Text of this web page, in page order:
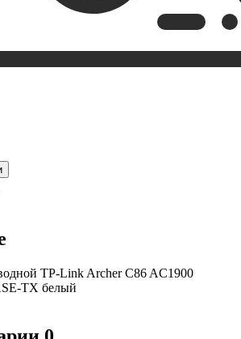
TP-Link Archer C86 AC1900
TX белый